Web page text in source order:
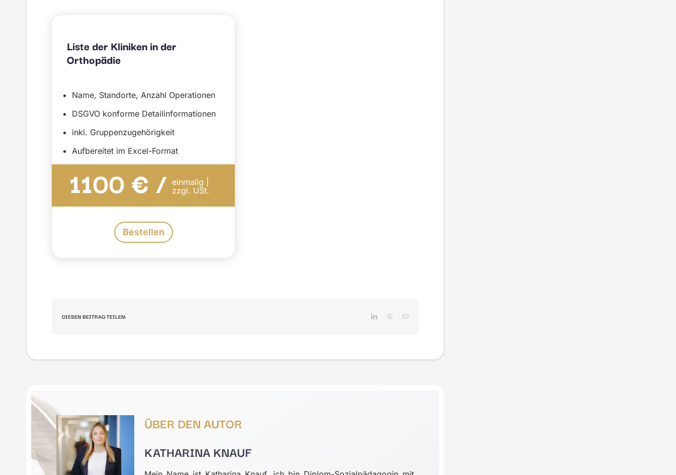
Liste der Kliniken in der
Orthopädie
Name, Standorte, Anzahl Operationen
DSGVO konforme Detailinformationen
inkl. Gruppenzugehörigkeit
Aufbereitet im Excel-Format
1100 € / einmalig |
zzgl. USt.
Bestellen
DIESEN BEITRAG TEILEN: LinkedInWhatsApp
E-
ÜBER DEN AUTOR
KATHARINA KNAUF